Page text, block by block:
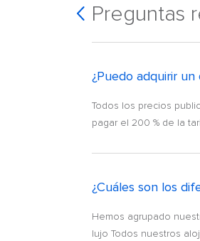
Preguntas
¿Puedo adquirir
Todos los precios
pagar el 200 % de la
¿Cuáles son los
Hemos agrupado
lujo Todos nuestros